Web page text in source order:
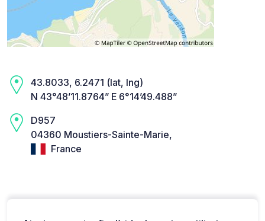
43.8033, 6.2471 (lat, lng)
N 43°48’11.8764” E 6°14’49.488”
D957
04360 Moustiers-Sainte-Marie,
France